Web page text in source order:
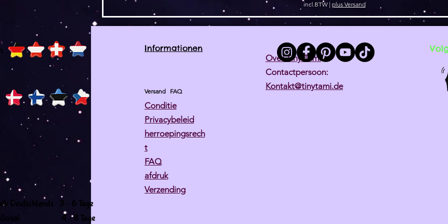
incl.BTW | plus Versand
Deutschlands 3 - 6 Tage
4 -8 Tage
Informationen
Versand FAQ
Conditie
Privacybeleid
herroepingsrech
t
FAQ
afdruk
Verzending
Over Tiny Tami
Contactpersoon:
Kontakt@tinytami.de